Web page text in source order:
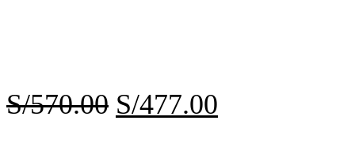
S/570.00 El
S/477.00